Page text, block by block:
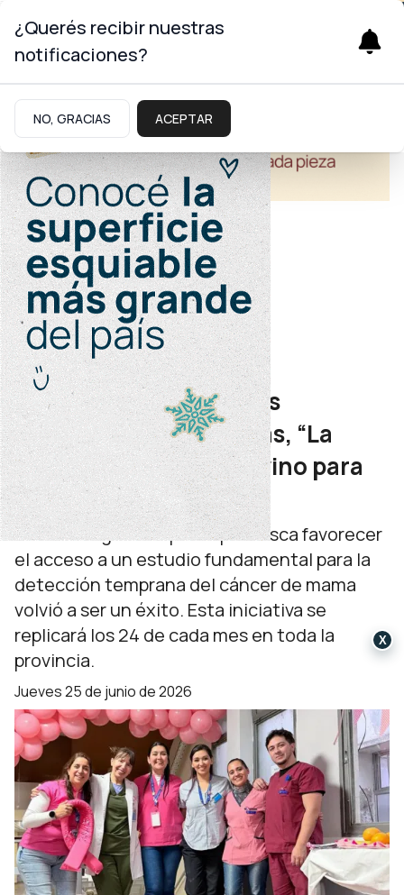
Salud
Campaña de prevención
Con más de 200 nuevas
mamografías realizadas, “La
Noche de las Mamos” vino para
quedarse
La estrategia neuquina que busca favorecer
el acceso a un estudio fundamental para la
detección temprana del cáncer de mama
volvió a ser un éxito. Esta iniciativa se
replicará los 24 de cada mes en toda la
provincia.
jueves 25 de junio de 2026
¿Querés recibir nuestras
notificaciones?
NO, GRACIAS ACEPTAR
X